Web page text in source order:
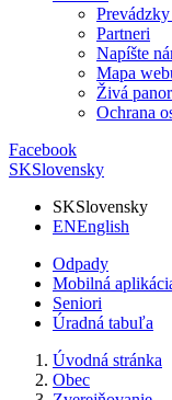
Partneri
Napíšte
Mapa
Živá
Ochrana
Facebook
SKSlovensky
SKSlovensky
ENEnglish
Odpady
Mobilná
Seniori
Úradná tabuľa
Úvodná stránka
Obec